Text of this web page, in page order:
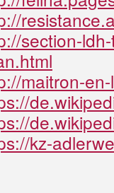
section-
maitron-
kz-